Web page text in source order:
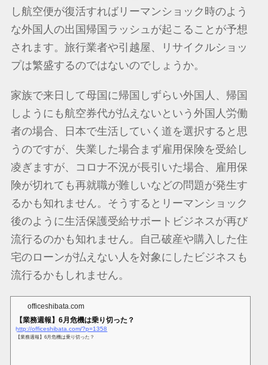
し航空便が復活すればリーマンショック時のよう
な外国人の出国帰国ラッシュが起こることが予想
されます。旅行業者や引越屋、リサイクルショッ
プは繁盛するのではないのでしょうか。
家族で来日して母国に帰国しずらい外国人、帰国
しようにも航空券代が払えないという外国人労働
者の場合、日本で生活していく道を選択すると思
うのですが、失業した場合まず雇用保険を受給し
凌ぎますが、コロナ不況が長引いた場合、雇用保
険が切れても再就職が難しいなどの問題が発生す
るかも知れません。そうするとリーマンショック
後のように生活保護受給サポートビジネスが再び
流行るのかも知れません。自己破産や購入した住
宅のローンが払えない人を対象にしたビジネスも
流行るかもしれません。
officeshibata.com
【業務週報】6月危機は乗り切った？
http://officeshibata.com/?p=1358
【業務週報】6月危機は乗り切った？